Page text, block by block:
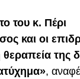
του κ. Πέρι
και οι
της
,